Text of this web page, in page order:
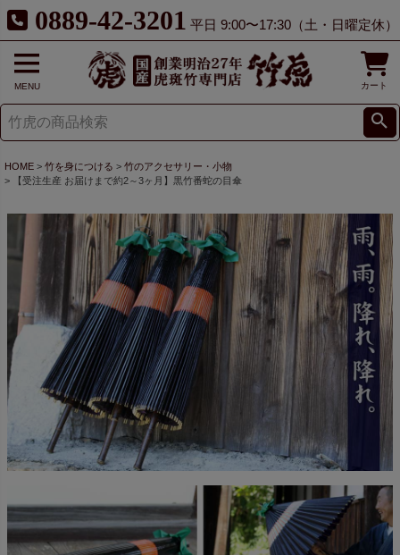
0889-42-3201 平日 9:00〜17:30（土・日曜定休）
MENU カート
HOME 竹を身につける
竹のアクセサリー・小物
【受注生産 お届けまで約2～3ヶ月】黒竹番蛇の目傘